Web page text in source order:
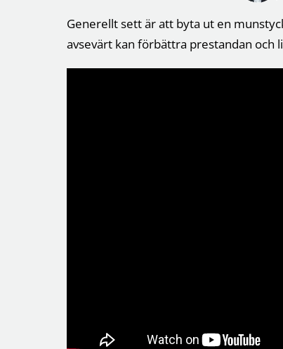
Generellt sett är att byta ut en
avsevärt kan förbättra prestandan och